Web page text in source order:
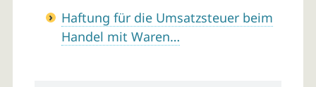
Haftung für die Umsatzsteuer beim
Handel mit Waren…